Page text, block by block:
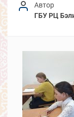
Автор
ГБУ РЦ